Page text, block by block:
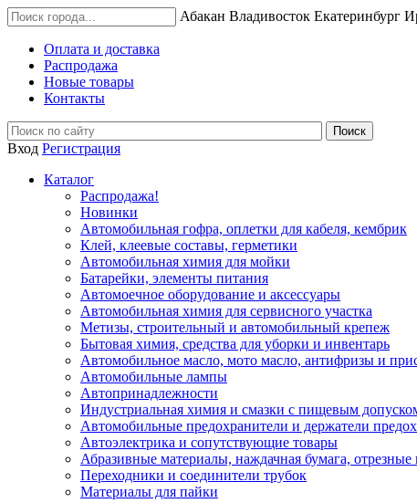
Абакан Владивосток Екатеринбург
Оплата и доставка
Распродажа
Новые товары
Контакты
Вход Регистрация
Каталог
Распродажа!
Новинки
Автомобильная гофра, оплетки для кабеля, кембрик
Клей, клеевые составы, герметики
Автомобильная химия для мойки
Батарейки, элементы питания
Автомоечное оборудование и аксессуары
Автомобильная химия для сервисного участка
Метизы, строительный и автомобильный крепеж
Бытовая химия, средства для уборки и инвентарь
Автомобильное масло, мото масло, антифризы и
Автомобильные лампы
Автопринадлежности
Индустриальная химия и смазки с пищевым
Автомобильные предохранители и держатели
Автоэлектрика и сопутствующие товары
Абразивные материалы, наждачная бумага, отрезные
Переходники и соединители трубок
Материалы для пайки